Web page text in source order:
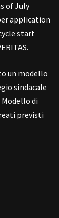
of July
application
start
un modello
sindacale
di
previsti